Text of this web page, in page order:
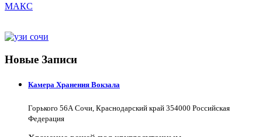
МАКС
Новые Записи
Камера Хранения Вокзала
Горького 56А Сочи, Краснодарский край 354000 Российская
Федерация